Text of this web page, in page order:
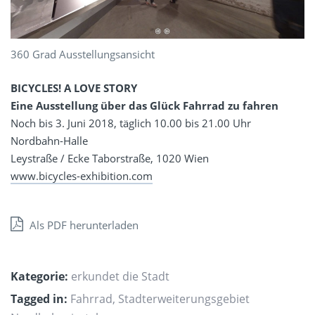
360 Grad Ausstellungsansicht
BICYCLES! A LOVE STORY
Eine Ausstellung über das Glück Fahrrad zu fahren
Noch bis 3. Juni 2018, täglich 10.00 bis 21.00 Uhr
Nordbahn-Halle
Leystraße / Ecke Taborstraße, 1020 Wien
www.bicycles-exhibition.com
Als PDF herunterladen
Kategorie: erkundet die Stadt
Tagged in: Fahrrad, Stadterweiterungsgebiet